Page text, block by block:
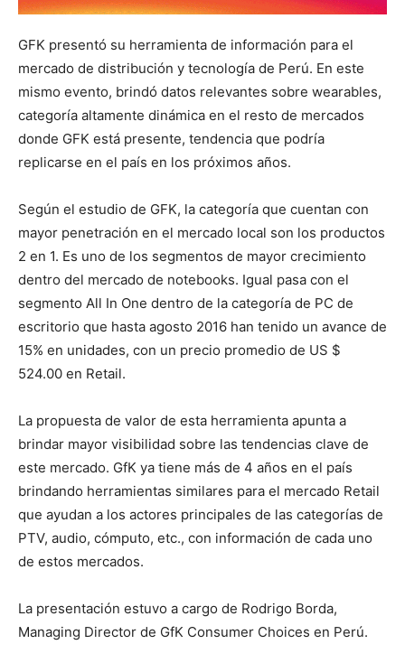
GFK presentó su herramienta de información para el
mercado de distribución y tecnología de Perú. En este
mismo evento, brindó datos relevantes sobre wearables,
categoría altamente dinámica en el resto de mercados
donde GFK está presente, tendencia que podría
replicarse en el país en los próximos años.
Según el estudio de GFK, la categoría que cuentan con
mayor penetración en el mercado local son los productos
2 en 1. Es uno de los segmentos de mayor crecimiento
dentro del mercado de notebooks. Igual pasa con el
segmento All In One dentro de la categoría de PC de
escritorio que hasta agosto 2016 han tenido un avance de
15% en unidades, con un precio promedio de US $
524.00 en Retail.
La propuesta de valor de esta herramienta apunta a
brindar mayor visibilidad sobre las tendencias clave de
este mercado. GfK ya tiene más de 4 años en el país
brindando herramientas similares para el mercado Retail
que ayudan a los actores principales de las categorías de
PTV, audio, cómputo, etc., con información de cada uno
de estos mercados.
La presentación estuvo a cargo de Rodrigo Borda,
Managing Director de GfK Consumer Choices en Perú.